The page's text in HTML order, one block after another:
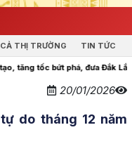
THỊ TRƯỜNG TIN TỨC
tốc bứt phá, đưa Đắk Lắk
20/01/2026
do tháng 12 năm